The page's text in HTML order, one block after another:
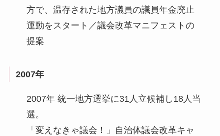
方で、温存された地方議員の議員年金廃止
運動をスタート／議会改革マニフェストの
提案
2007年
2007年 統一地方選挙に31人立候補し18人当
選。
「変えなきゃ議会！」自治体議会改革キャ